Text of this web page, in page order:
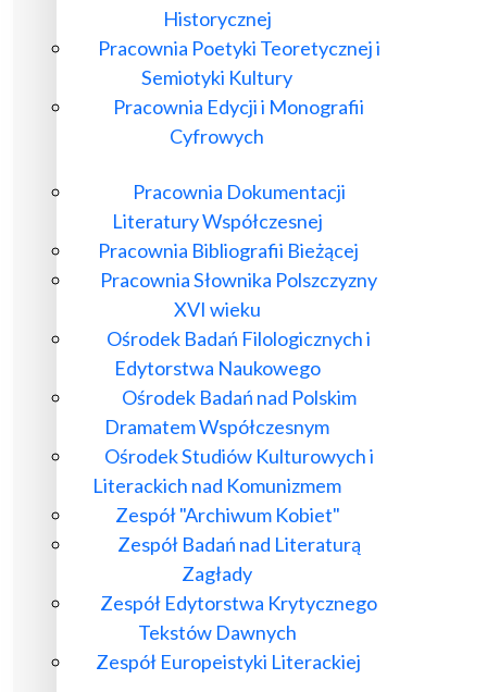
Historycznej
Pracownia Poetyki Teoretycznej i
Semiotyki Kultury
Pracownia Edycji i Monografii
Cyfrowych
Pracownia Dokumentacji
Literatury Współczesnej
Pracownia Bibliografii Bieżącej
Pracownia Słownika Polszczyzny
XVI wieku
Ośrodek Badań Filologicznych i
Edytorstwa Naukowego
Ośrodek Badań nad Polskim
Dramatem Współczesnym
Ośrodek Studiów Kulturowych i
Literackich nad Komunizmem
Zespół "Archiwum Kobiet"
Zespół Badań nad Literaturą
Zagłady
Zespół Edytorstwa Krytycznego
Tekstów Dawnych
Zespół Europeistyki Literackiej